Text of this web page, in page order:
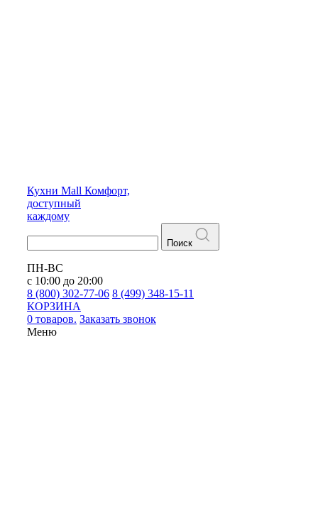
Кухни Mall Комфорт,
доступный
каждому
Поиск
ПН-ВС
с 10:00 до 20:00
8 (800) 302-77-06 8 (499) 348-15-11
КОРЗИНА
0 товаров. Заказать звонок
Меню